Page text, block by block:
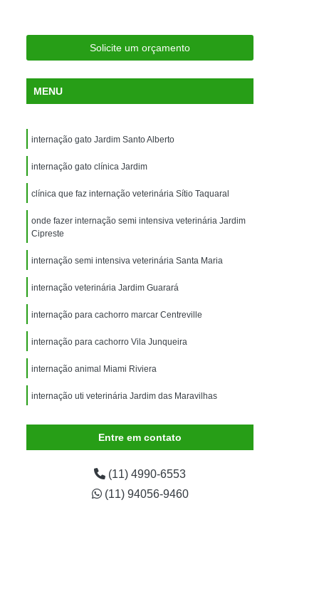
para Silvestres
para Animais Silvestres
Consulta para Animais Silvestres
Santo André
Veterinária para Animais Silvestres
Exame de Eletrocardiograma Veterinário
Exame de Imagem para Animais
Exame de Radiologia para Animais
Exame de Sangue para Animais
Exame para Animais
Exame para Animais São Caetano
Animal
Internação de Animais
para Cachorro
Internação para Cães
Internação para Gatos
Internação Veterinária São Caetano
Canino
Limpeza de Tártaro para Cães
São Caetano
em Cachorro
Solicite um orçamento
MENU
internação gato Jardim Santo Alberto
internação gato clínica Jardim
clínica que faz internação veterinária Sítio Taquaral
onde fazer internação semi intensiva veterinária Jardim
Cipreste
internação semi intensiva veterinária Santa Maria
internação veterinária Jardim Guarará
internação para cachorro marcar Centreville
internação para cachorro Vila Junqueira
internação animal Miami Riviera
internação uti veterinária Jardim das Maravilhas
Entre em contato
(11) 4990-6553
(11) 94056-9460